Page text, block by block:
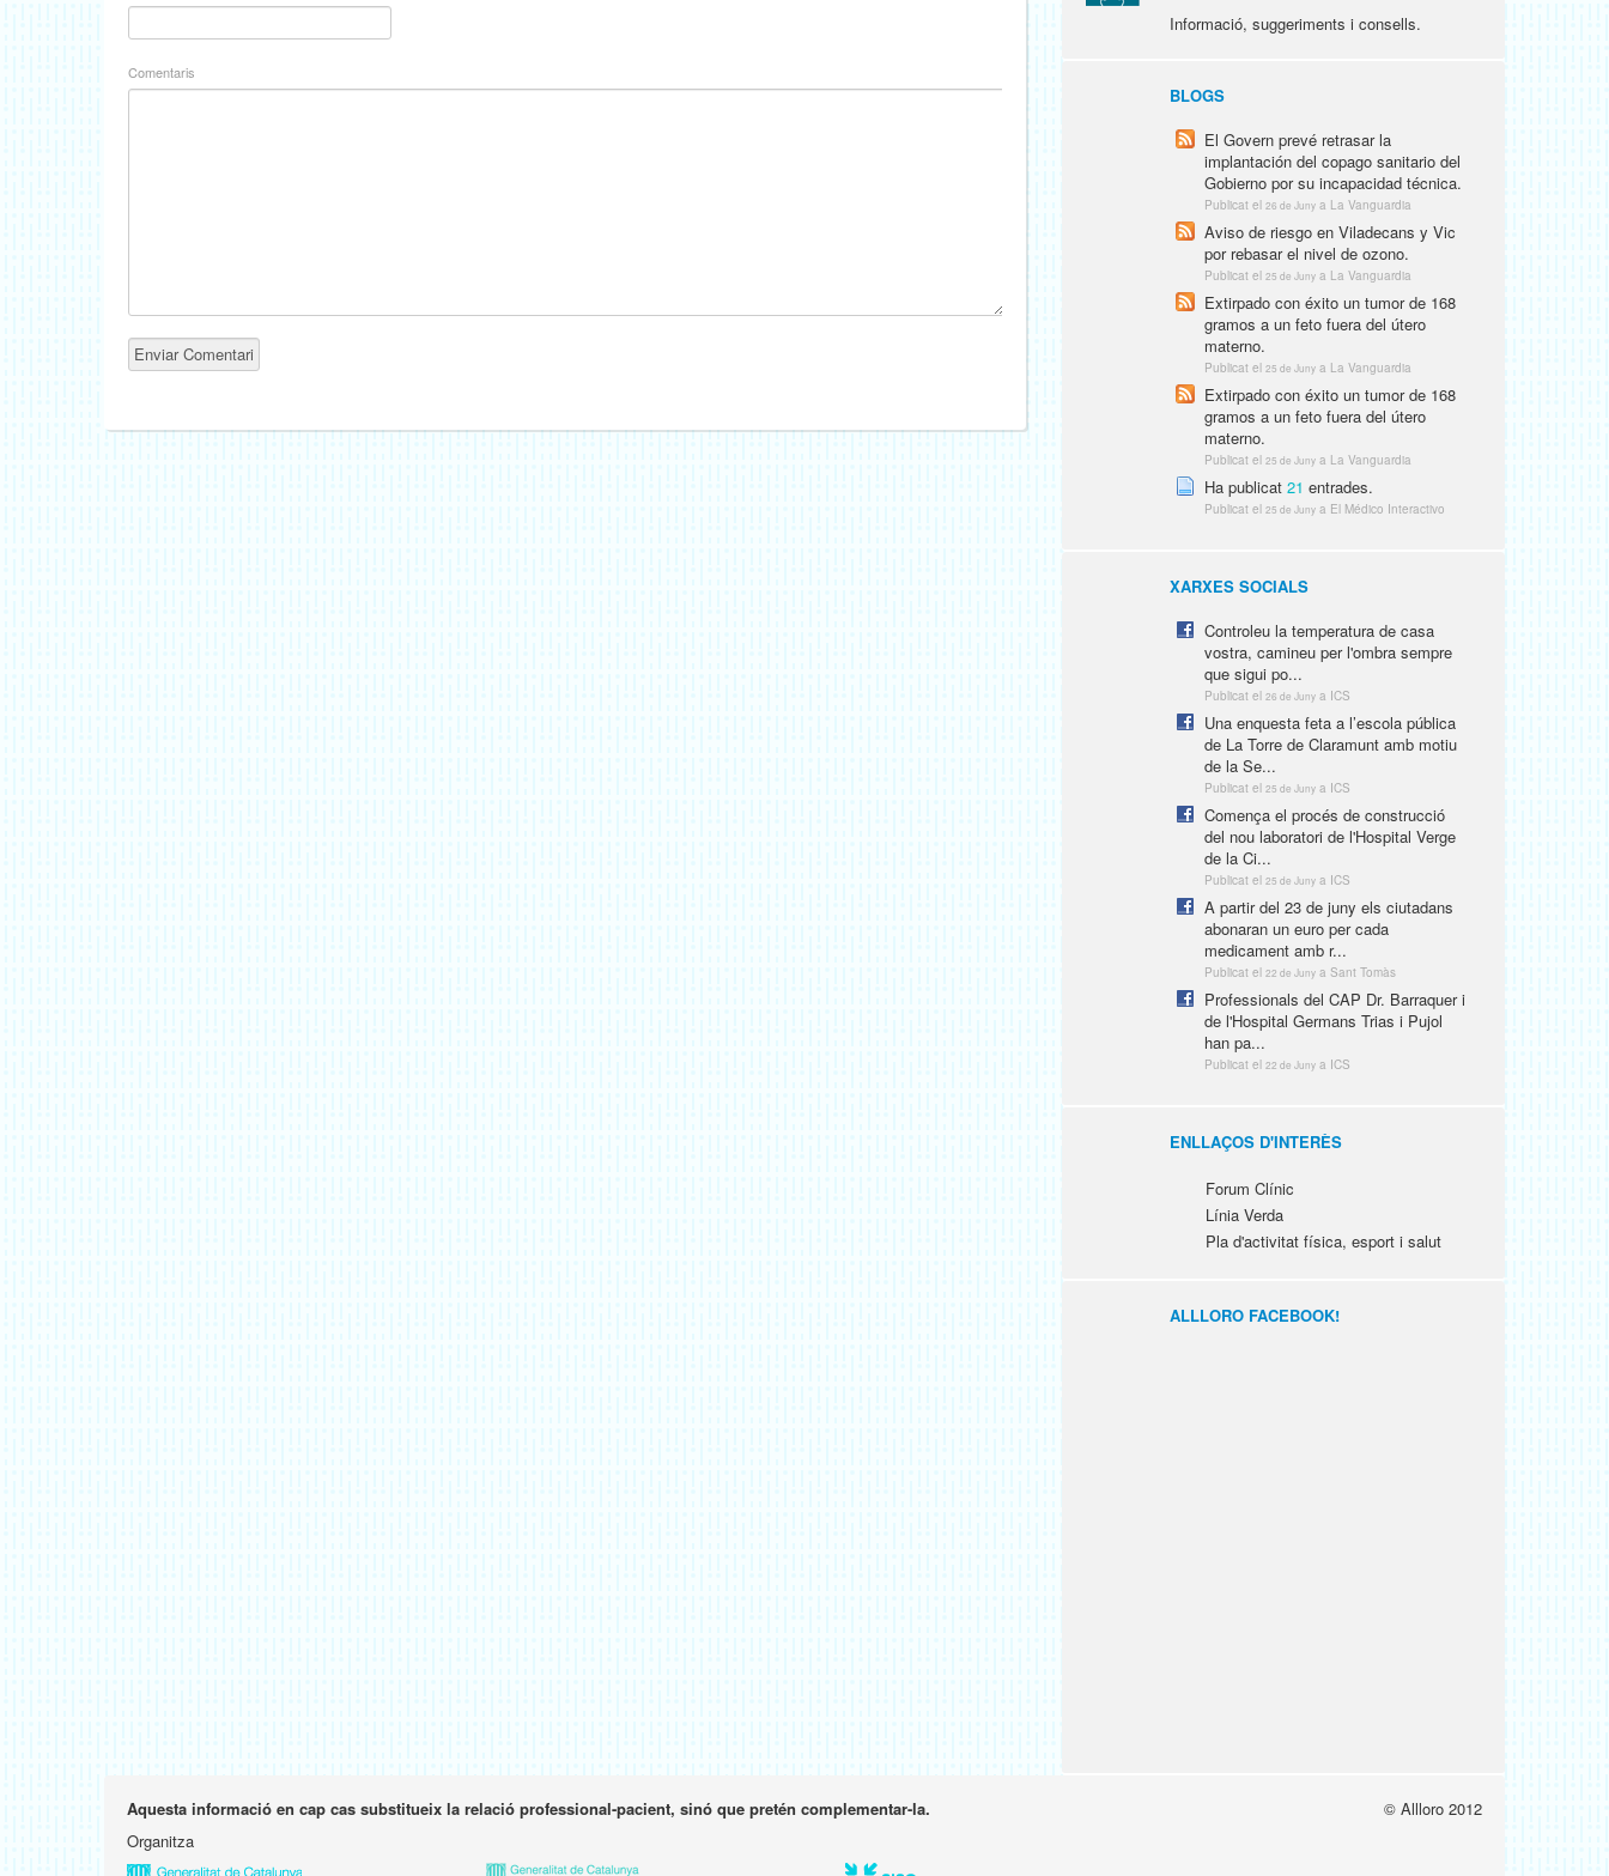
Comentaris
Informació, suggeriments i consells.
BLOGS
El Govern prevé retrasar la
implantación del copago sanitario del
Gobierno por su incapacidad técnica.
Publicat el 26 de Juny a La Vanguardia
Aviso de riesgo en Viladecans y Vic
por rebasar el nivel de ozono.
Publicat el 25 de Juny a La Vanguardia
Extirpado con éxito un tumor de 168
gramos a un feto fuera del útero
materno.
Publicat el 25 de Juny a La Vanguardia
Extirpado con éxito un tumor de 168
gramos a un feto fuera del útero
materno.
Publicat el 25 de Juny a La Vanguardia
Ha publicat 21 entrades.
Publicat el 25 de Juny a El Médico Interactivo
XARXES SOCIALS
Controleu la temperatura de casa
vostra, camineu per l'ombra sempre
que sigui po...
Publicat el 26 de Juny a ICS
Una enquesta feta a l’escola pública
de La Torre de Claramunt amb motiu
de la Se...
Publicat el 25 de Juny a ICS
Comença el procés de construcció
del nou laboratori de l'Hospital Verge
de la Ci...
Publicat el 25 de Juny a ICS
A partir del 23 de juny els ciutadans
abonaran un euro per cada
medicament amb r...
Publicat el 22 de Juny a Sant Tomàs
Professionals del CAP Dr. Barraquer i
de l'Hospital Germans Trias i Pujol
han pa...
Publicat el 22 de Juny a ICS
ENLLAÇOS D'INTERÈS
Forum Clínic
Línia Verda
Pla d'activitat física, esport i salut
ALLLORO FACEBOOK!
Aquesta informació en cap cas substitueix la relació professional-pacient, sinó que pretén complementar-la.
© Allloro 2012
Organitza